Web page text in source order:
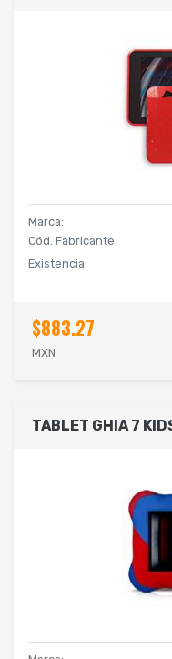
Marca:
Cód. Fabricante:
Existencia:
$883.27
MXN